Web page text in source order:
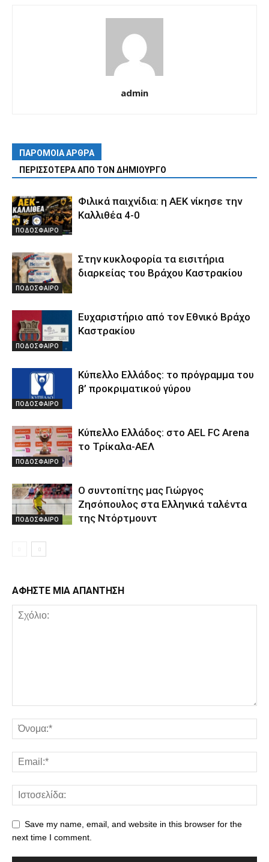
admin
ΠΑΡΟΜΟΙΑ ΑΡΘΡΑ
ΠΕΡΙΣΣΟΤΕΡΑ ΑΠΟ ΤΟΝ ΔΗΜΙΟΥΡΓΟ
ΠΟΔΟΣΦΑΙΡΟ
Φιλικά παιχνίδια: η ΑΕΚ νίκησε την
Καλλιθέα 4-0
ΠΟΔΟΣΦΑΙΡΟ
Στην κυκλοφορία τα εισιτήρια
διαρκείας του Βράχου Καστρακίου
ΠΟΔΟΣΦΑΙΡΟ
Ευχαριστήριο από τον Εθνικό Βράχο
Καστρακίου
ΠΟΔΟΣΦΑΙΡΟ
Κύπελλο Ελλάδος: το πρόγραμμα του
β’ προκριματικού γύρου
ΠΟΔΟΣΦΑΙΡΟ
Κύπελλο Ελλάδος: στο AEL FC Arena
το Τρίκαλα-ΑΕΛ
ΠΟΔΟΣΦΑΙΡΟ
Ο συντοπίτης μας Γιώργος
Ζησόπουλος στα Ελληνικά ταλέντα
της Ντόρτμουντ
ΑΦΗΣΤΕ ΜΙΑ ΑΠΑΝΤΗΣΗ
Save my name, email, and website in this browser for the
next time I comment.